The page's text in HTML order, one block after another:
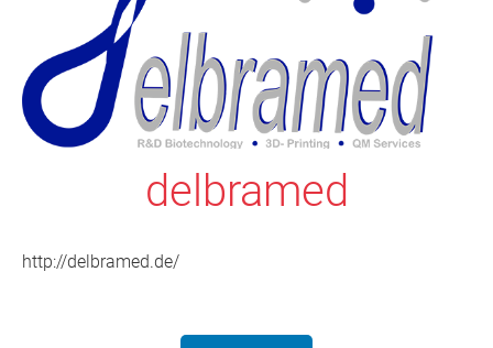
delbramed
http://delbramed.de/